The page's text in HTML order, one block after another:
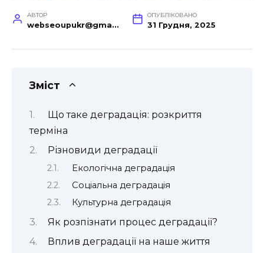
АВТОР
webseoupukr@gmail.com
ОПУБЛІКОВАНО
31 Грудня, 2025
Зміст
Що таке деградація: розкриття
терміна
Різновиди деградації
Екологічна деградація
Соціальна деградація
Культурна деградація
Як розпізнати процес деградації?
Вплив деградації на наше життя